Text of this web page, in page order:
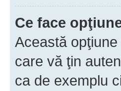
Ce face
Această
care vă ţin
ca de exemplu